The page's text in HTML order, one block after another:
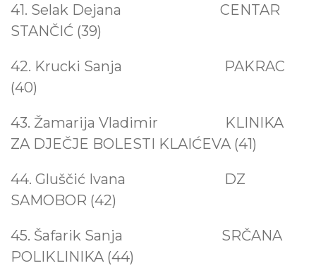
41. Selak Dejana CENTAR
STANČIĆ (39)
42. Krucki Sanja PAKRAC
(40)
43. Žamarija Vladimir
KLINIKA
ZA DJEČJE BOLESTI KLAIĆEVA (41)
44. Gluščić Ivana DZ
SAMOBOR (42)
45. Šafarik Sanja
SRČANA
POLIKLINIKA (44)